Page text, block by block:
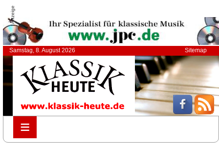
Anzeige
Samstag, 8. August 2026 Sitemap
≡
≡